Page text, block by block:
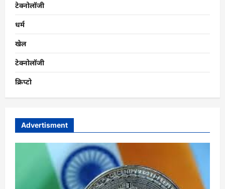
टेक्नोलॉजी
धर्म
खेल
टेक्नोलॉजी
क्रिप्टो
Advertisment